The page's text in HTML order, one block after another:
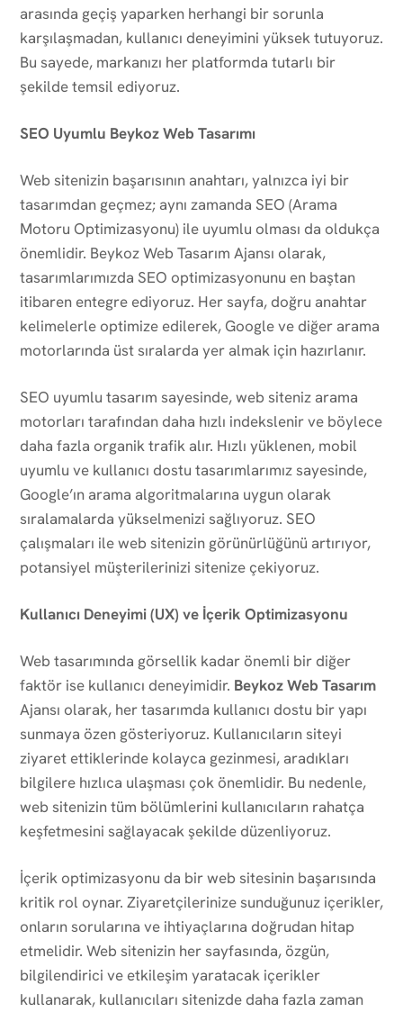
arasında geçiş yaparken herhangi bir sorunla
karşılaşmadan, kullanıcı deneyimini yüksek tutuyoruz.
Bu sayede, markanızı her platformda tutarlı bir
şekilde temsil ediyoruz.
SEO Uyumlu Beykoz Web Tasarımı
Web sitenizin başarısının anahtarı, yalnızca iyi bir
tasarımdan geçmez; aynı zamanda SEO (Arama
Motoru Optimizasyonu) ile uyumlu olması da oldukça
önemlidir. Beykoz Web Tasarım Ajansı olarak,
tasarımlarımızda SEO optimizasyonunu en baştan
itibaren entegre ediyoruz. Her sayfa, doğru anahtar
kelimelerle optimize edilerek, Google ve diğer arama
motorlarında üst sıralarda yer almak için hazırlanır.
SEO uyumlu tasarım sayesinde, web siteniz arama
motorları tarafından daha hızlı indekslenir ve böylece
daha fazla organik trafik alır. Hızlı yüklenen, mobil
uyumlu ve kullanıcı dostu tasarımlarımız sayesinde,
Google’ın arama algoritmalarına uygun olarak
sıralamalarda yükselmenizi sağlıyoruz. SEO
çalışmaları ile web sitenizin görünürlüğünü artırıyor,
potansiyel müşterilerinizi sitenize çekiyoruz.
Kullanıcı Deneyimi (UX) ve İçerik Optimizasyonu
Web tasarımında görsellik kadar önemli bir diğer
faktör ise kullanıcı deneyimidir. Beykoz Web Tasarım
Ajansı olarak, her tasarımda kullanıcı dostu bir yapı
sunmaya özen gösteriyoruz. Kullanıcıların siteyi
ziyaret ettiklerinde kolayca gezinmesi, aradıkları
bilgilere hızlıca ulaşması çok önemlidir. Bu nedenle,
web sitenizin tüm bölümlerini kullanıcıların rahatça
keşfetmesini sağlayacak şekilde düzenliyoruz.
İçerik optimizasyonu da bir web sitesinin başarısında
kritik rol oynar. Ziyaretçilerinize sunduğunuz içerikler,
onların sorularına ve ihtiyaçlarına doğrudan hitap
etmelidir. Web sitenizin her sayfasında, özgün,
bilgilendirici ve etkileşim yaratacak içerikler
kullanarak, kullanıcıları sitenizde daha fazla zaman